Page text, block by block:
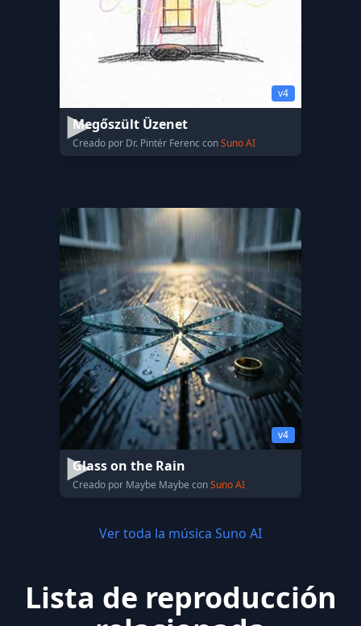
v4
Megőszült Üzenet
Creado por Dr. Pintér Ferenc conSuno AI
v4
Glass on the Rain
Creado por Maybe Maybe conSuno AI
Ver toda la música Suno AI
Lista de reproducción